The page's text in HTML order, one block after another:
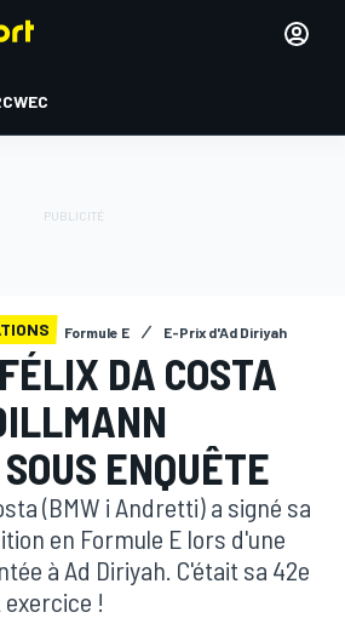
WEC
Formule E E-Prix d'Ad Diriyah
DA COSTA
ENQUÊTE
(BMW i Andretti) a signé sa
en Formule E lors d'une
à Ad Diriyah. C'était sa 42e
!